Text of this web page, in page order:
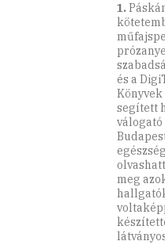
1.
és a
segített
válogató
meg